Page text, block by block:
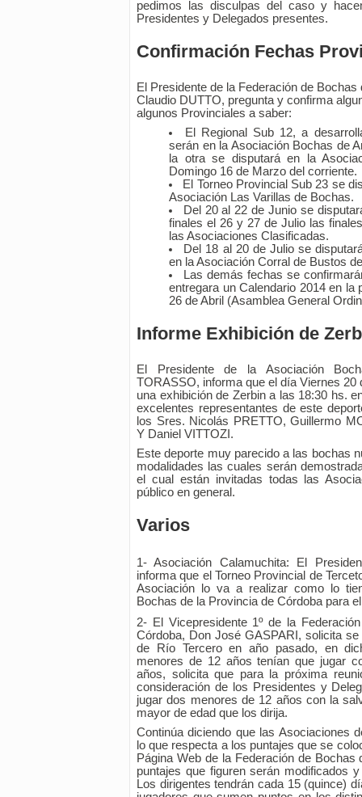
pedimos las disculpas del caso y
Presidentes y Delegados presentes.
Confirmación Fechas
El Presidente de la Federación de
Claudio DUTTO, pregunta y confirma
algunos Provinciales a saber:
El Regional Sub 12, a
serán en la Asociación Bochas de
la otra se disputará en la
Domingo 16 de Marzo del corriente.
El Torneo Provincial Sub 23 se
Asociación Las Varillas de Bochas.
Del 20 al 22 de Junio se
finales el 26 y 27 de Julio las
las Asociaciones Clasificadas.
Del 18 al 20 de Julio se
en la Asociación Corral de Bustos
Las demás fechas se
entregara un Calendario 2014 en la
26 de Abril (Asamblea General
Informe Exhibición de
El Presidente de la Asociación
TORASSO, informa que el día Viernes 20
una exhibición de Zerbin a las 18:30 hs.
excelentes representantes de este
los Sres. Nicolás PRETTO, Guillermo
Y Daniel VITTOZI.
Este deporte muy parecido a las bochas
modalidades las cuales serán
el cual están invitadas todas las
público en general.
Varios
1- Asociación Calamuchita: El
informa que el Torneo Provincial de
Asociación lo va a realizar como lo
Bochas de la Provincia de Córdoba para
2- El Vicepresidente 1º de la
Córdoba, Don José GASPARI, solicita
de Río Tercero en año pasado, en
menores de 12 años tenían que jugar
años, solicita que para la próxima
consideración de los Presidentes y
jugar dos menores de 12 años con la
mayor de edad que los dirija.
Continúa diciendo que las Asociaciones
lo que respecta a los puntajes que se
Página Web de la Federación de
puntajes que figuren serán modificados
Los dirigentes tendrán cada 15 (quince)